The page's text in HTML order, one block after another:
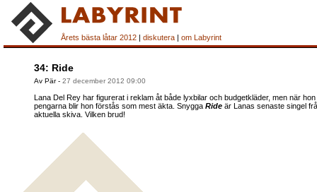
Årets bästa låtar 2012 | diskutera | om Labyrint
34: Ride
Av Pär- 27 december 2012 09:00
Lana Del Rey har figurerat i reklam åt både lyxbilar och budgetkläder, men när
pengarna blir hon förstås som mest äkta. Snygga Ride är Lanas senaste singel
aktuella skiva. Vilken brud!